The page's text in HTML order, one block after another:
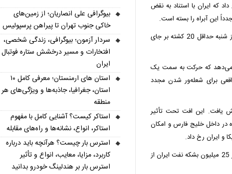
ایران با استناد به نقض
این آبراه را بسته است.
خبرگزاری دولتی لبنان (ان‌ان‌ای) گفت که حملات در لبنان در روز شنبه حداقل 20 کشته بر جای
می‌دهد که حرکت به سمت یک
برای شعله‌ور شدن مجدد
هفته گذشته بیش از 8 درصد کاهش یافت. این افت تحت تأثیر
در داخل خلیج فارس و امکان
و ایران رخ داد.
مدیرعامل شرکت ملی نفت ایران در روز یکشنبه گفت که بیش از 25 میلیون بشکه نفت ایران از
بیوگرافی علی انصاریان؛ از زمین‌های
خاکی جنوب تهران تا پیراهن پرسپولیس
سردار آزمون؛ بیوگرافی، زندگی شخصی،
افتخارات و مسیر درخشش ستاره فوتبال
ایران
استان های ارمنستان؛ معرفی کامل ۱۰
استان، جغرافیا، جاذبه‌ها و ویژگی‌های هر
منطقه
استاکر کیست؟ آشنایی کامل با مفهوم
استاکر، انواع، نشانه‌ها و راه‌های مقابله
استرس بار چیست؟ هرآنچه باید درباره
کاربرد، مزایا، معایب، انواع و تأثیر
استرس بار بر هندلینگ خودرو بدانید